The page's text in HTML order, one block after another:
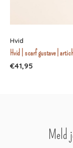
Hvid
Hvid | scarf gustave |
€41,95
Meld